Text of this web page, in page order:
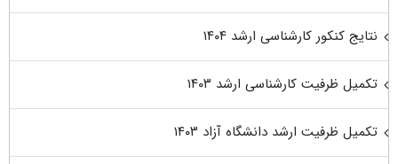
نتایج کنکور کارشناسی ارشد ۱۴۰۴
تکمیل ظرفیت کارشناسی ارشد ۱۴۰۳
تکمیل ظرفیت ارشد دانشگاه آزاد ۱۴۰۳